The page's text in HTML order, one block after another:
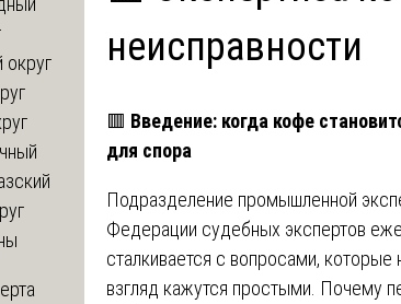
неисправности
🟥 Введение: когда кофе
для спора
Подразделение промышленной
Федерации судебных экспертов
сталкивается с вопросами, которые
взгляд кажутся простыми. Почему
округ